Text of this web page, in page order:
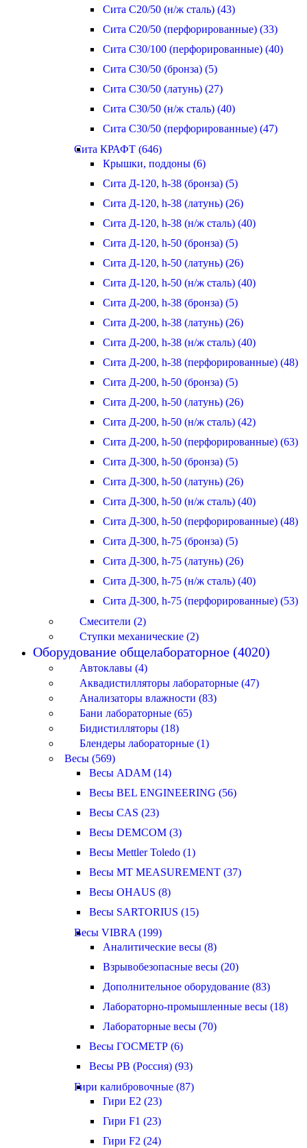
Сита С20/50 (н/ж сталь) (43)
Сита С20/50 (перфорированные) (33)
Сита С30/100 (перфорированные) (40)
Сита С30/50 (бронза) (5)
Сита С30/50 (латунь) (27)
Сита С30/50 (н/ж сталь) (40)
Сита С30/50 (перфорированные) (47)
Сита КРАФТ (646)
Крышки, поддоны (6)
Сита Д-120, h-38 (бронза) (5)
Сита Д-120, h-38 (латунь) (26)
Сита Д-120, h-38 (н/ж сталь) (40)
Сита Д-120, h-50 (бронза) (5)
Сита Д-120, h-50 (латунь) (26)
Сита Д-120, h-50 (н/ж сталь) (40)
Сита Д-200, h-38 (бронза) (5)
Сита Д-200, h-38 (латунь) (26)
Сита Д-200, h-38 (н/ж сталь) (40)
Сита Д-200, h-38 (перфорированные) (48)
Сита Д-200, h-50 (бронза) (5)
Сита Д-200, h-50 (латунь) (26)
Сита Д-200, h-50 (н/ж сталь) (42)
Сита Д-200, h-50 (перфорированные) (63)
Сита Д-300, h-50 (бронза) (5)
Сита Д-300, h-50 (латунь) (26)
Сита Д-300, h-50 (н/ж сталь) (40)
Сита Д-300, h-50 (перфорированные) (48)
Сита Д-300, h-75 (бронза) (5)
Сита Д-300, h-75 (латунь) (26)
Сита Д-300, h-75 (н/ж сталь) (40)
Сита Д-300, h-75 (перфорированные) (53)
Смесители (2)
Ступки механические (2)
Оборудование общелабораторное (4020)
Автоклавы (4)
Аквадистилляторы лабораторные (47)
Анализаторы влажности (83)
Бани лабораторные (65)
Бидистилляторы (18)
Блендеры лабораторные (1)
Весы (569)
Весы ADAM (14)
Весы BEL ENGINEERING (56)
Весы CAS (23)
Весы DEMCOM (3)
Весы Mettler Toledo (1)
Весы MT MEASUREMENT (37)
Весы OHAUS (8)
Весы SARTORIUS (15)
Весы VIBRA (199)
Аналитические весы (8)
Взрывобезопасные весы (20)
Дополнительное оборудование (83)
Лабораторно-промышленные весы (18)
Лабораторные весы (70)
Весы ГОСМЕТР (6)
Весы РВ (Россия) (93)
Гири калибровочные (87)
Гири E2 (23)
Гири F1 (23)
Гири F2 (24)